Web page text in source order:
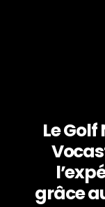
Le
grâce